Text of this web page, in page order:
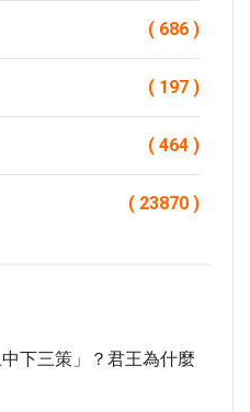
( 686 )
( 197 )
( 464 )
( 23870 )
下三策」？君王為什麼